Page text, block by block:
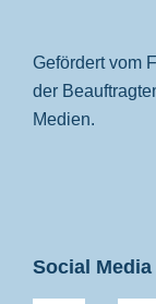
Gefördert vom
der
Medien.
Social Media